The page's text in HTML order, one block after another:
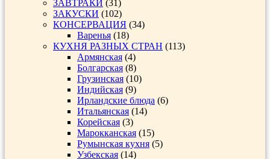
ЗАВТРАКИ (31)
ЗАКУСКИ (102)
КОНСЕРВАЦИЯ (34)
Варенья (18)
КУХНЯ РАЗНЫХ СТРАН (113)
Армянская (4)
Болгарская (8)
Грузинская (10)
Индийская (9)
Ирландские блюда (6)
Итальянская (14)
Корейская (3)
Марокканская (15)
Румынская кухня (5)
Узбекская (14)